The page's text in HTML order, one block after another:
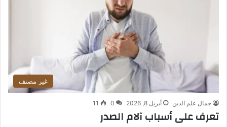
غير مصنف
جمال علم الدين أبريل 8, 2026 0
11
تعرف على أسباب آلام الصدر